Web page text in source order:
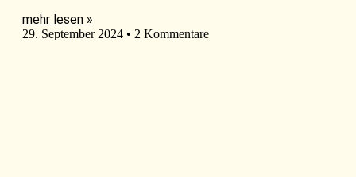
mehr lesen »
29. September 2024 2 Kommentare